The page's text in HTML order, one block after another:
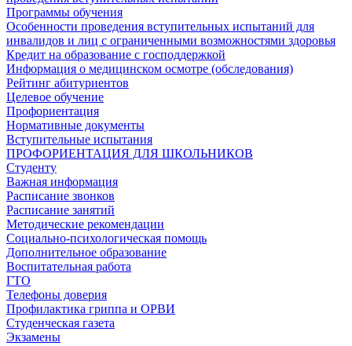
Программы обучения
Особенности проведения вступительных испытаний для
инвалидов и лиц с ограниченными возможностями здоровья
Кредит на образование с господдержкой
Информация о медицинском осмотре (обследования)
Рейтинг абитуриентов
Целевое обучение
Профориентация
Нормативные документы
Вступительные испытания
ПРОФОРИЕНТАЦИЯ ДЛЯ ШКОЛЬНИКОВ
Студенту
Важная информация
Расписание звонков
Расписание занятий
Методические рекомендации
Социально-психологическая помощь
Дополнительное образование
Воспитательная работа
ГТО
Телефоны доверия
Профилактика гриппа и ОРВИ
Cтуденческая газета
Экзамены